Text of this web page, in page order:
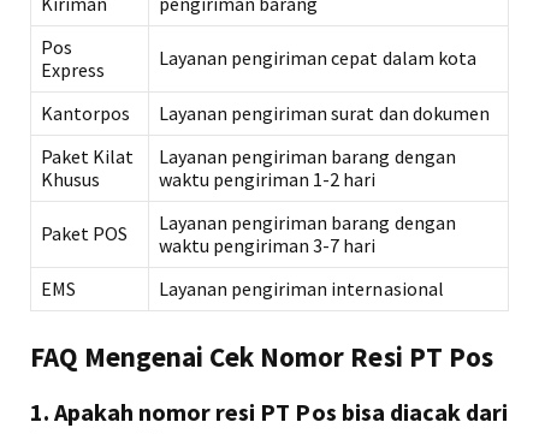
Pos
Express
Layanan pengiriman cepat dalam kota
Kantorpos
Layanan pengiriman surat dan dokumen
Paket Kilat
Khusus
Layanan pengiriman barang dengan
waktu pengiriman 1-2 hari
Paket POS
Layanan pengiriman barang dengan
waktu pengiriman 3-7 hari
EMS
Layanan pengiriman internasional
FAQ Mengenai Cek Nomor Resi PT Pos
1. Apakah nomor resi PT Pos bisa diacak dari